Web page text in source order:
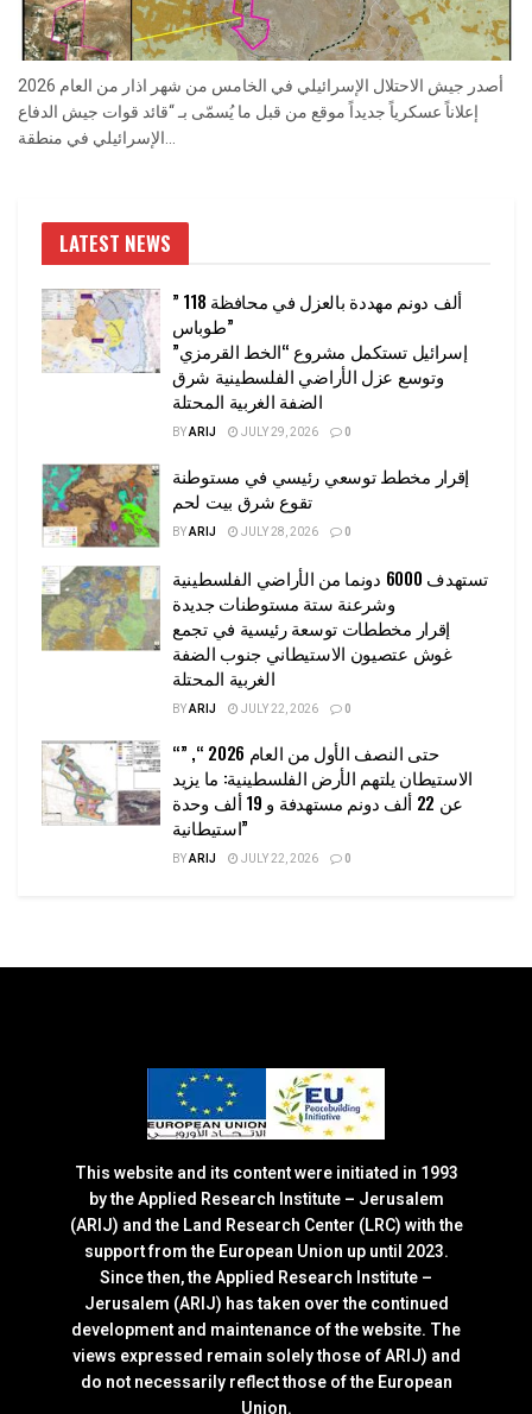
أصدر جيش الاحتلال الإسرائيلي في الخامس من شهر اذار من العام 2026
إعلاناً عسكرياً جديداً موقع من قبل ما يُسمّى بـ “قائد قوات جيش الدفاع
LATEST NEWS
” 118 ألف دونم مهددة بالعزل في محافظة
طوباس”
إسرائيل تستكمل مشروع “الخط القرمزي”
وتوسع عزل الأراضي الفلسطينية شرق
الضفة الغربية المحتلة
BYARIJ JULY 29, 2026 0
إقرار مخطط توسعي رئيسي في مستوطنة
تقوع شرق بيت لحم
BYARIJ JULY 28, 2026 0
تستهدف 6000 دونما من الأراضي الفلسطينية
وشرعنة ستة مستوطنات جديدة
إقرار مخططات توسعة رئيسية في تجمع
غوش عتصيون الاستيطاني جنوب الضفة
الغربية المحتلة
BYARIJ JULY 22, 2026 0
“حتى النصف الأول من العام 2026 “, ”
الاستيطان يلتهم الأرض الفلسطينية: ما يزيد
عن 22 ألف دونم مستهدفة و 19 ألف وحدة
استيطانية”
BYARIJ JULY 22, 2026 0
This website and its content were initiated in 1993
by the Applied Research Institute – Jerusalem
(ARIJ) and the Land Research Center (LRC) with the
support from the European Union up until 2023.
Since then, the Applied Research Institute –
Jerusalem (ARIJ) has taken over the continued
development and maintenance of the website. The
views expressed remain solely those of ARIJ) and
do not necessarily reflect those of the European
Union.